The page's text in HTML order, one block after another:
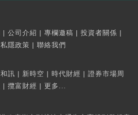
| 公司介紹 | 專欄邀稿 | 投資者關係 |
私隱政策 | 聯絡我們
和訊 | 新時空 | 時代財經 | 證券市場周
| 攬富財經 | 更多...